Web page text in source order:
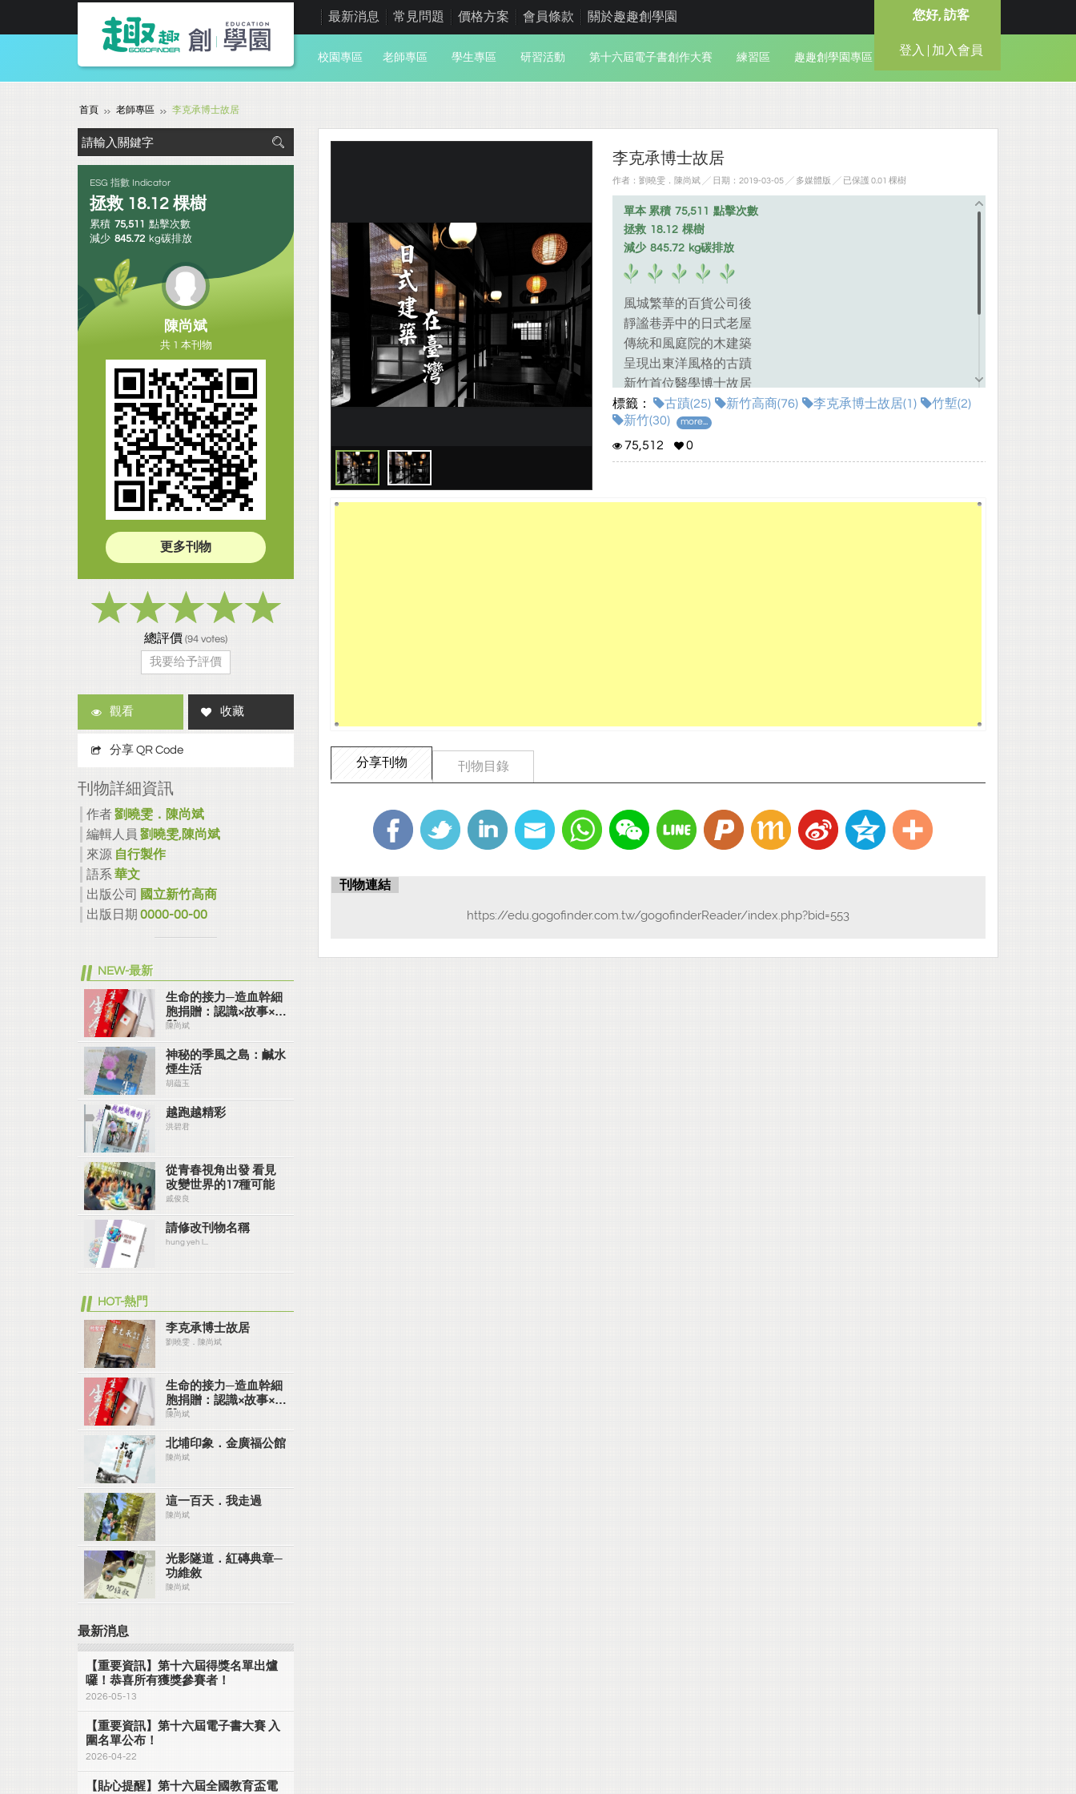
您好, 訪客
登入 | 加入會員
最新消息 常見問題 價格方案 會員條款 關於趣趣創學園
校園專區 老師專區 學生專區 研習活動 第十六屆電子書創作大賽 練習區 趣趣創學園專區
首頁 老師專區 李克承博士故居
李克承博士故居
作者：劉曉雯．陳尚斌 ╱ 日期：2019-03-05 ╱ 多媒體版 ╱ 已保護 0.01 棵樹
單本 累積 75,511 點擊次數
拯救 18.12 棵樹
減少 845.72 kg碳排放
風城繁華的百貨公司後
靜謐巷弄中的日式老屋
傳統和風庭院的木建築
呈現出東洋風格的古蹟
新竹首位醫學博士故居
飄散著藝文氛圍的餐廳
標籤： 古蹟(25) 新竹高商(76) 李克承博士故居(1)
竹塹(2)
新竹(30)
more...
75,512 0
分享刊物 刊物目錄
刊物連結
https://edu.gogofinder.com.tw/gogofinderReader/index.php?bid=553
ESG 指數 Indicator
拯救 18.12 棵樹
累積 75,511 點擊次數
減少 845.72 kg碳排放
陳尚斌
共 1 本刊物
更多刊物
總評價 (94 votes)
我要给予評價
觀看 收藏
分享 QR Code
刊物詳細資訊
作者劉曉雯．陳尚斌
編輯人員 劉曉雯,陳尚斌
來源 自行製作
語系 華文
出版公司
國立新竹高商
出版日期 0000-00-00
NEW-最新
生命的接力─造血幹細
胞捐贈：認識×故事×參
與
陳尚斌
神秘的季風之島：鹹水
煙生活
胡藴玉
越跑越精彩
洪碧君
從青春視角出發 看見
改變世界的17種可能
戚俊良
請修改刊物名稱
hung yeh l...
HOT-熱門
李克承博士故居
劉曉雯．陳尚斌
生命的接力─造血幹細
胞捐贈：認識×故事×參
與
陳尚斌
北埔印象．金廣福公館
陳尚斌
這一百天．我走過
陳尚斌
光影隧道．紅磚典章─
功維敘
陳尚斌
最新消息
【重要資訊】第十六屆得獎名單出爐
囉！恭喜所有獲獎參賽者！
2026-05-13
【重要資訊】第十六屆電子書大賽 入
圍名單公布！
2026-04-22
【貼心提醒】第十六屆全國教育盃電